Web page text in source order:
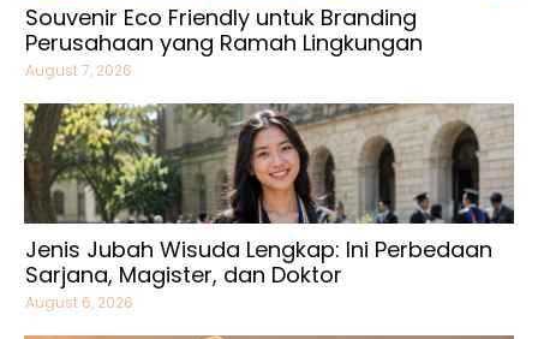
Souvenir Eco Friendly untuk Branding
Perusahaan yang Ramah Lingkungan
August 7, 2026
Jenis Jubah Wisuda Lengkap: Ini Perbedaan
Sarjana, Magister, dan Doktor
August 6, 2026